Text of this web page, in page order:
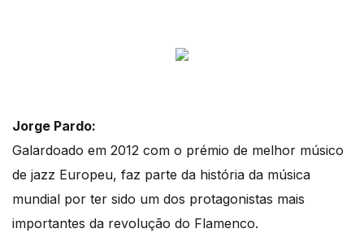
Jorge Pardo:
Galardoado em 2012 com o prémio de melhor músico
de jazz Europeu, faz parte da história da música
mundial por ter sido um dos protagonistas mais
importantes da revolução do Flamenco.